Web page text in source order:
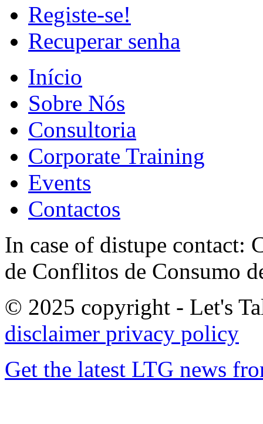
Registe-se!
Recuperar senha
Início
Sobre Nós
Consultoria
Corporate Training
Events
Contactos
In case of distupe contact:
de Conflitos de Consumo
© 2025 copyright - Let's
disclaimer privacy policy
Get the latest LTG news